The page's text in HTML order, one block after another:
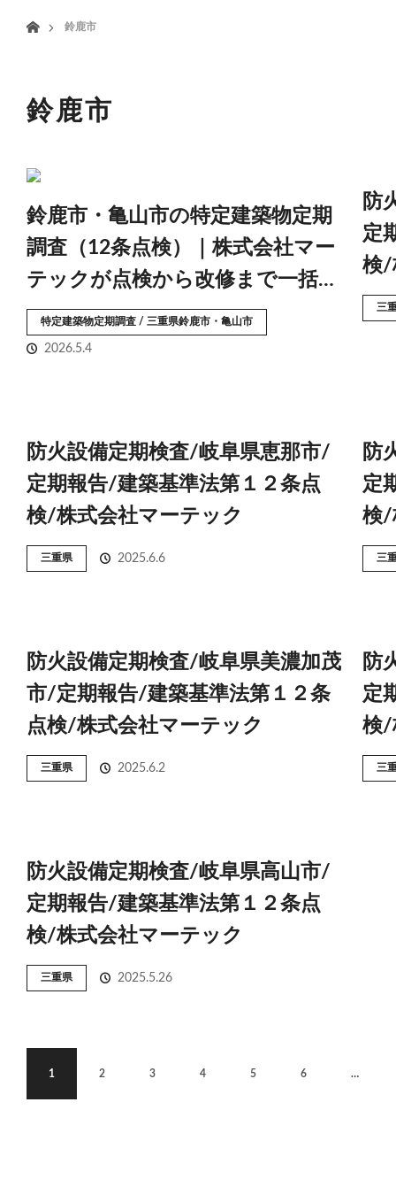
鈴鹿市
鈴鹿市
鈴鹿市・亀山市の特定建築物定期
調査（12条点検）｜株式会社マー
テックが点検から改修まで一括…
特定建築物定期調査 / 三重県鈴鹿市・亀山市
2026.5.4
防
定
検/
三
防火設備定期検査/岐阜県恵那市/
定期報告/建築基準法第１２条点
検/株式会社マーテック
三重県 2025.6.6
防
定
検/
三
防火設備定期検査/岐阜県美濃加茂
市/定期報告/建築基準法第１２条
点検/株式会社マーテック
三重県 2025.6.2
防
定
検/
三
防火設備定期検査/岐阜県高山市/
定期報告/建築基準法第１２条点
検/株式会社マーテック
三重県 2025.5.26
1 2 3 4 5 6 …